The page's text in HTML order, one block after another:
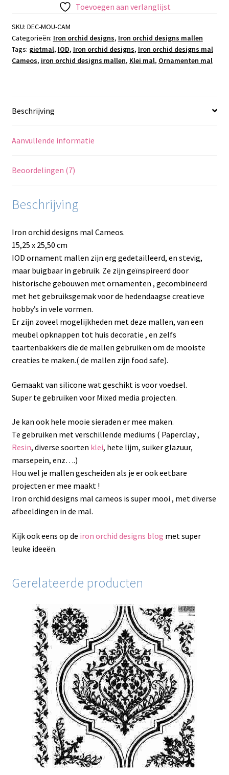
aantal
Toevoegen aan verlanglijst
SKU: DEC-MOU-CAM
Categorieën: Iron orchid designs, Iron orchid designs mallen
Tags: gietmal, IOD, Iron orchid designs, Iron orchid designs mal
Cameos, iron orchid designs mallen, Klei mal, Ornamenten mal
Beschrijving
Aanvullende informatie
Beoordelingen (7)
Beschrijving
Iron orchid designs mal Cameos.
15,25 x 25,50 cm
IOD ornament mallen zijn erg gedetailleerd, en stevig,
maar buigbaar in gebruik. Ze zijn geïnspireerd door
historische gebouwen met ornamenten , gecombineerd
met het gebruiksgemak voor de hedendaagse creatieve
hobby’s in vele vormen.
Er zijn zoveel mogelijkheden met deze mallen, van een
meubel opknappen tot huis decoratie , en zelfs
taartenbakkers die de mallen gebruiken om de mooiste
creaties te maken.( de mallen zijn food safe).
Gemaakt van silicone wat geschikt is voor voedsel.
Super te gebruiken voor Mixed media projecten.
Je kan ook hele mooie sieraden er mee maken.
Te gebruiken met verschillende mediums ( Paperclay ,
Resin, diverse soorten klei, hete lijm, suiker glazuur,
marsepein, enz….)
Hou wel je mallen gescheiden als je er ook eetbare
projecten er mee maakt !
Iron orchid designs mal cameos is super mooi , met diverse
afbeeldingen in de mal.
Kijk ook eens op de iron orchid designs blog met super
leuke ideeën.
Gerelateerde producten